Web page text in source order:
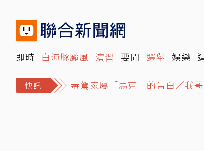
即時 白海豚颱風 演習 要聞 選舉 娛樂
快訊
毒駕家屬「馬克」的告白／我
結婚基金全賠光！準新娘借錢